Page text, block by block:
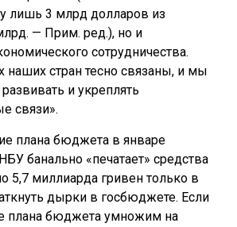
лишь 3 млрд долларов из
— Прим. ред.), но и
сотрудничества.
наших стран тесно связаны, и мы
и укреплять
связи».
плана бюджета в январе
банально «печатает» средства
5,7 миллиарда гривен только в
дырки в госбюджете. Если
плана бюджета умножим на